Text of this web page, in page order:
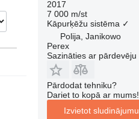
2017
7 000 m/st
Kāpurķēžu sistēma ✓
Polija, Janikowo
Perex
Sazināties ar pārdevēju
Pārdodat tehniku?
Dariet to kopā ar mums!
Izvietot sludinājumu